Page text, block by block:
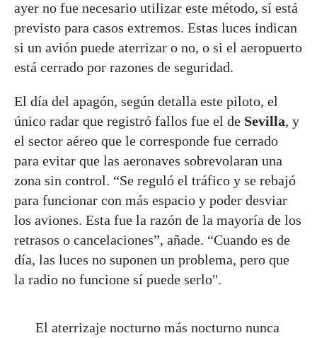
ayer no fue necesario utilizar este método, sí está
previsto para casos extremos. Estas luces indican
si un avión puede aterrizar o no, o si el aeropuerto
está cerrado por razones de seguridad.
El día del apagón, según detalla este piloto, el
único radar que registró fallos fue el de Sevilla, y
el sector aéreo que le corresponde fue cerrado
para evitar que las aeronaves sobrevolaran una
zona sin control. “Se reguló el tráfico y se rebajó
para funcionar con más espacio y poder desviar
los aviones. Esta fue la razón de la mayoría de los
retrasos o cancelaciones”, añade. “Cuando es de
día, las luces no suponen un problema, pero que
la radio no funcione sí puede serlo".
El aterrizaje nocturno más nocturno nunca